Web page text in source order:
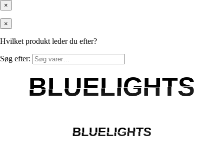
×
×
Hvilket produkt leder du efter?
Søg efter:
BLUELIGHTS
BLUELIGHTS
BLUELIGHTS
BLUELIGHTS